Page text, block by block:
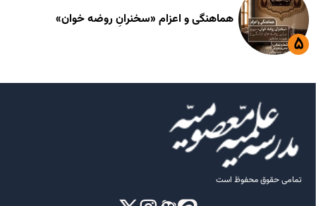
هماهنگی و اعزام «سخنرانِ روضه خوان»
تمامی حقوق محفوظ است